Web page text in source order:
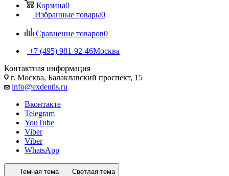
Корзина0
Избранные товары0
Сравнение товаров0
+7 (495) 981-92-46Москва
Контактная информация
г. Москва, Балаклавский проспект, 15
info@exdentis.ru
Вконтакте
Telegram
YouTube
Viber
Viber
WhatsApp
Темная тема Светлая тема